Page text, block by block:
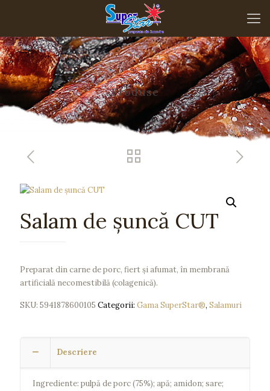
Produse
Salam de șuncă CUT
Preparat din carne de porc, fiert şi afumat, în membrană
artificială necomestibilă (colagenică).
SKU: 5941878600105 Categorii: Gama SuperStar®, Salamuri
Descriere
Ingrediente: pulpă de porc (75%); apă; amidon; sare;